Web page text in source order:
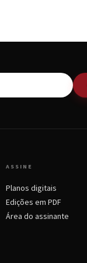
ASSINE
Planos digitais
Edições em PDF
Área do assinante